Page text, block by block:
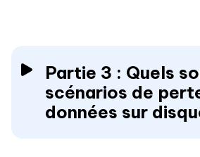
Partie 3 : Quels
scénarios de
données sur